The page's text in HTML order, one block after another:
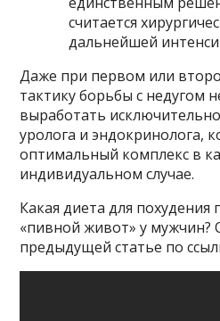
считается
дальнейшей
Даже при первом или
тактику борьбы с недугом
выработать
уролога и эндокринолога,
оптимальный комплекс в
индивидуальном случае.
Какая диета для похудения
«пивной живот» у мужчин?
предыдущей статье по